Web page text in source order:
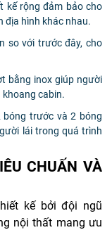
kế rộng đảm bảo cho
địa hình khác nhau.
so với trước đây, cho
bằng inox giúp người
khoang cabin.
bóng trước và 2 bóng
lái trong quá trình
CHUẤN VÀ
kế bởi đội ngũ
nội thất mang ưu